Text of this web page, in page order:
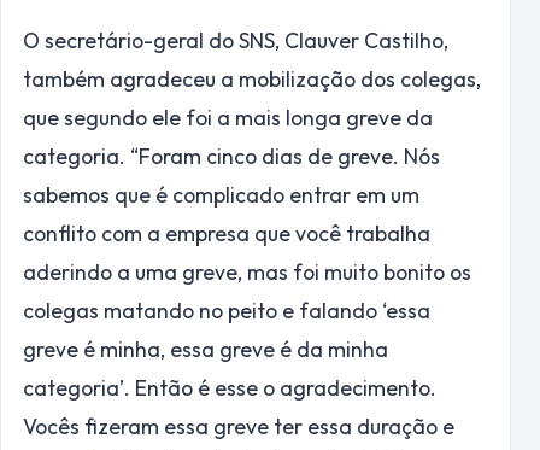
O secretário-geral do SNS, Clauver Castilho,
também agradeceu a mobilização dos colegas,
que segundo ele foi a mais longa greve da
categoria. “Foram cinco dias de greve. Nós
sabemos que é complicado entrar em um
conflito com a empresa que você trabalha
aderindo a uma greve, mas foi muito bonito os
colegas matando no peito e falando ‘essa
greve é minha, essa greve é da minha
categoria’. Então é esse o agradecimento.
Vocês fizeram essa greve ter essa duração e